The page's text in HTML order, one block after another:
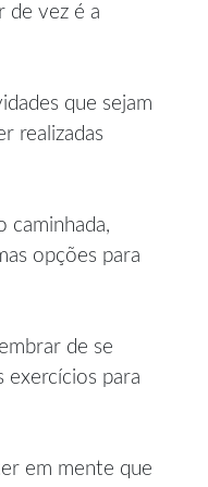
de vez é a
que sejam
realizadas
caminhada,
opções para
de se
exercícios para
em mente que